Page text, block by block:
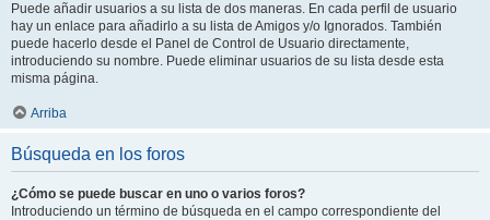
Puede añadir usuarios a su lista de dos maneras. En cada perfil de usuario
hay un enlace para añadirlo a su lista de Amigos y/o Ignorados. También
puede hacerlo desde el Panel de Control de Usuario directamente,
introduciendo su nombre. Puede eliminar usuarios de su lista desde esta
misma página.
Arriba
Búsqueda en los foros
¿Cómo se puede buscar en uno o varios foros?
Introduciendo un término de búsqueda en el campo correspondiente del